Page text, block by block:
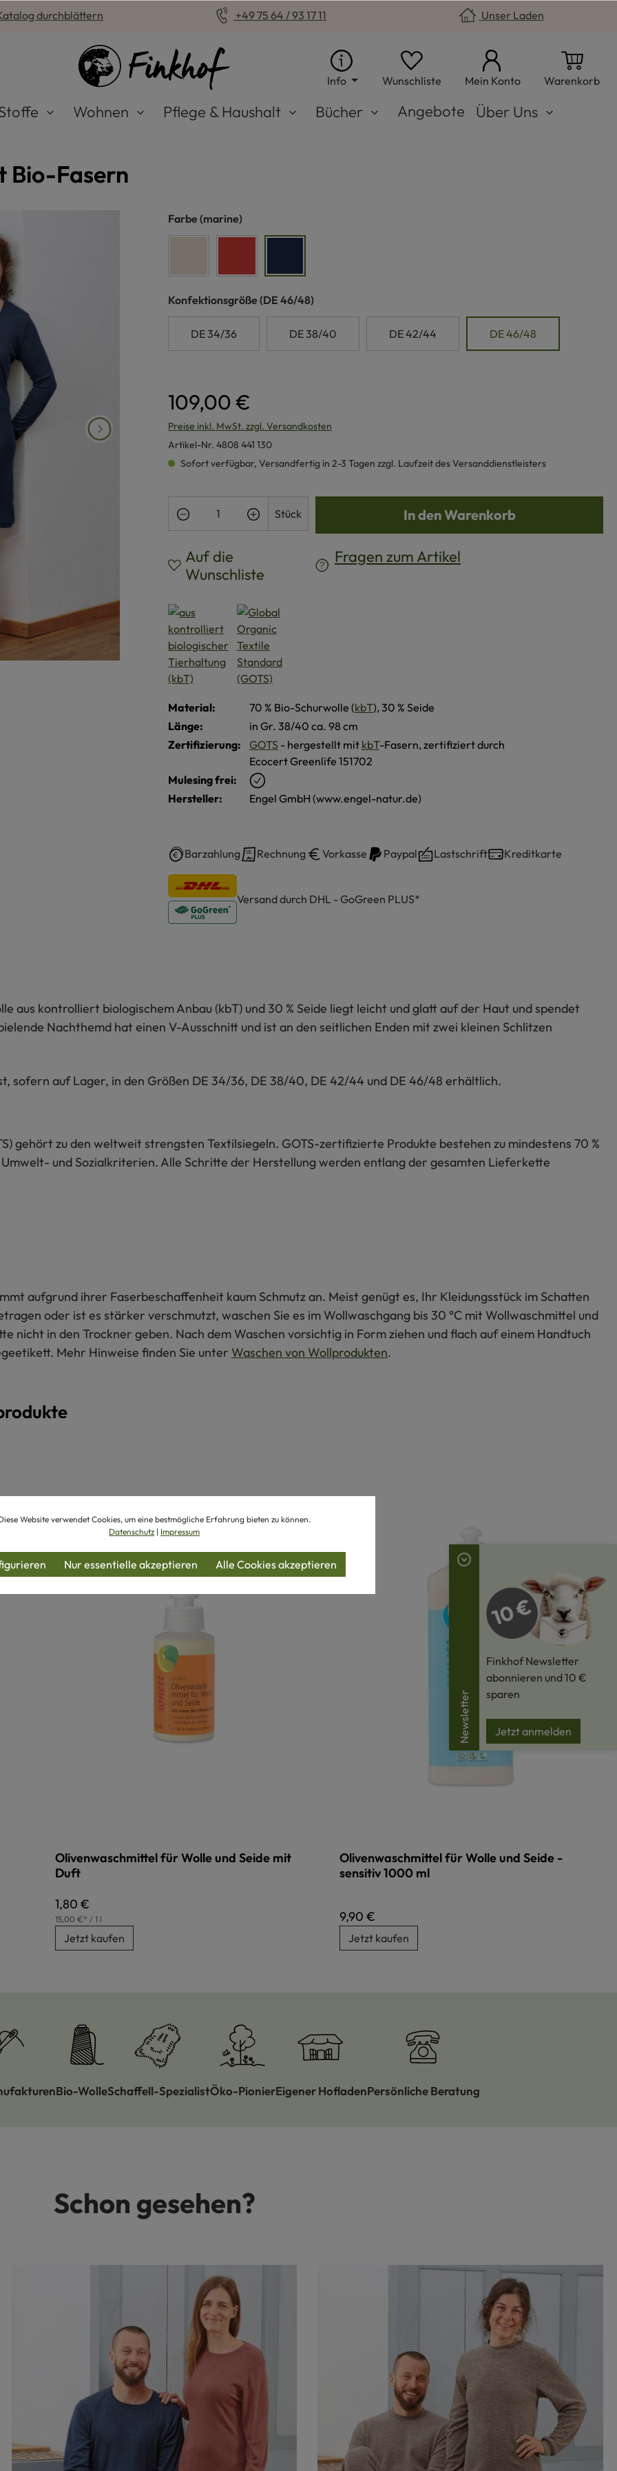
durchblättern +49 75 64 / 93 17 11 Unser Laden
Info Wunschliste Du hast 0 Produkte auf dem
Mein Konto Warenkorb
Wohnen Pflege & Haushalt Bücher Angebote Über Uns
Bio-Fasern
Farbe auswählen
(marine)
Konfektionsgröße auswählen
(DE 46/48)
DE 34/36 DE 38/40 DE 42/44 DE 46/48
109,00 €
Preise inkl. MwSt. zzgl. Versandkosten
Artikel-Nr. 4808 441 130
Sofort verfügbar, Versandfertig in 2-3 Tagen zzgl. Laufzeit des Versanddienstleisters
Produkt Anzahl: Gib den gewünschten Wert ein oder
Stück In den Warenkorb
Auf die
Wunschliste
Fragen zum Artikel
Material: 70 % Bio-Schurwolle (kbT), 30 % Seide
Länge:
in Gr. 38/40 ca. 98 cm
Zertifizierung:
GOTS - hergestellt mit kbT-Fasern, zertifiziert durch
Ecocert Greenlife 151702
Mulesing frei:
Hersteller:
Engel GmbH (www.engel-natur.de)
Barzahlung Rechnung Vorkasse Paypal Lastschrift Kreditkarte
Versand durch DHL - GoGreen PLUS*
aus kontrolliert biologischem Anbau (kbT) und 30 % Seide liegt leicht und glatt auf der Haut und spendet
Nachthemd hat einen V-Ausschnitt und ist an den seitlichen Enden mit zwei kleinen Schlitzen
sofern auf Lager, in den Größen DE 34/36, DE 38/40, DE 42/44 und DE 46/48 erhältlich.
gehört zu den weltweit strengsten Textilsiegeln. GOTS-zertifizierte Produkte bestehen zu mindestens 70 %
und Sozialkriterien. Alle Schritte der Herstellung werden entlang der gesamten Lieferkette
aufgrund ihrer Faserbeschaffenheit kaum Schmutz an. Meist genügt es, Ihr Kleidungsstück im Schatten
oder ist es stärker verschmutzt, waschen Sie es im Wollwaschgang bis 30 °C mit Wollwaschmittel und
nicht in den Trockner geben. Nach dem Waschen vorsichtig in Form ziehen und flach auf einem Handtuch
Mehr Hinweise finden Sie unter Waschen von Wollprodukten.
Olivenwaschmittel für Wolle und Seide mit
Duft
Regulärer Preis:
1,80 €
15,00 €* / 1 l
Jetzt kaufen
Olivenwaschmittel für Wolle und Seide -
sensitiv 1000 ml
Regulärer Preis:
9,90 €
Jetzt kaufen
Bio-WolleSchaffell-SpezialistÖko-PionierEigener HofladenPersönliche Beratung
Schon gesehen?
Newsletter
Finkhof Newsletter
abonnieren und 10 €
sparen
Jetzt anmelden
Website verwendet Cookies, um eine bestmögliche Erfahrung bieten zu können.
Datenschutz | Impressum
Nur essentielle akzeptieren Alle Cookies akzeptieren